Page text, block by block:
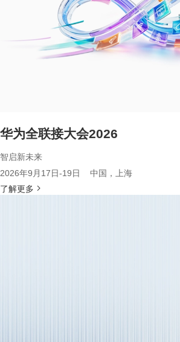
华为全联接大会2026
智启新未来
2026年9月17日-19日 中国，上海
了解更多